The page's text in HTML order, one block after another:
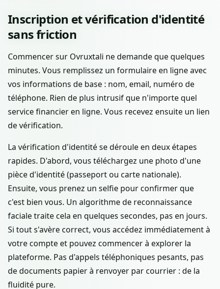
Inscription et vérification d'identité
sans friction
Commencer sur Ovruxtali ne demande que quelques
minutes. Vous remplissez un formulaire en ligne avec
vos informations de base : nom, email, numéro de
téléphone. Rien de plus intrusif que n'importe quel
service financier en ligne. Vous recevez ensuite un lien
de vérification.
La vérification d'identité se déroule en deux étapes
rapides. D'abord, vous téléchargez une photo d'une
pièce d'identité (passeport ou carte nationale).
Ensuite, vous prenez un selfie pour confirmer que
c'est bien vous. Un algorithme de reconnaissance
faciale traite cela en quelques secondes, pas en jours.
Si tout s'avère correct, vous accédez immédiatement à
votre compte et pouvez commencer à explorer la
plateforme. Pas d'appels téléphoniques pesants, pas
de documents papier à renvoyer par courrier : de la
fluidité pure.